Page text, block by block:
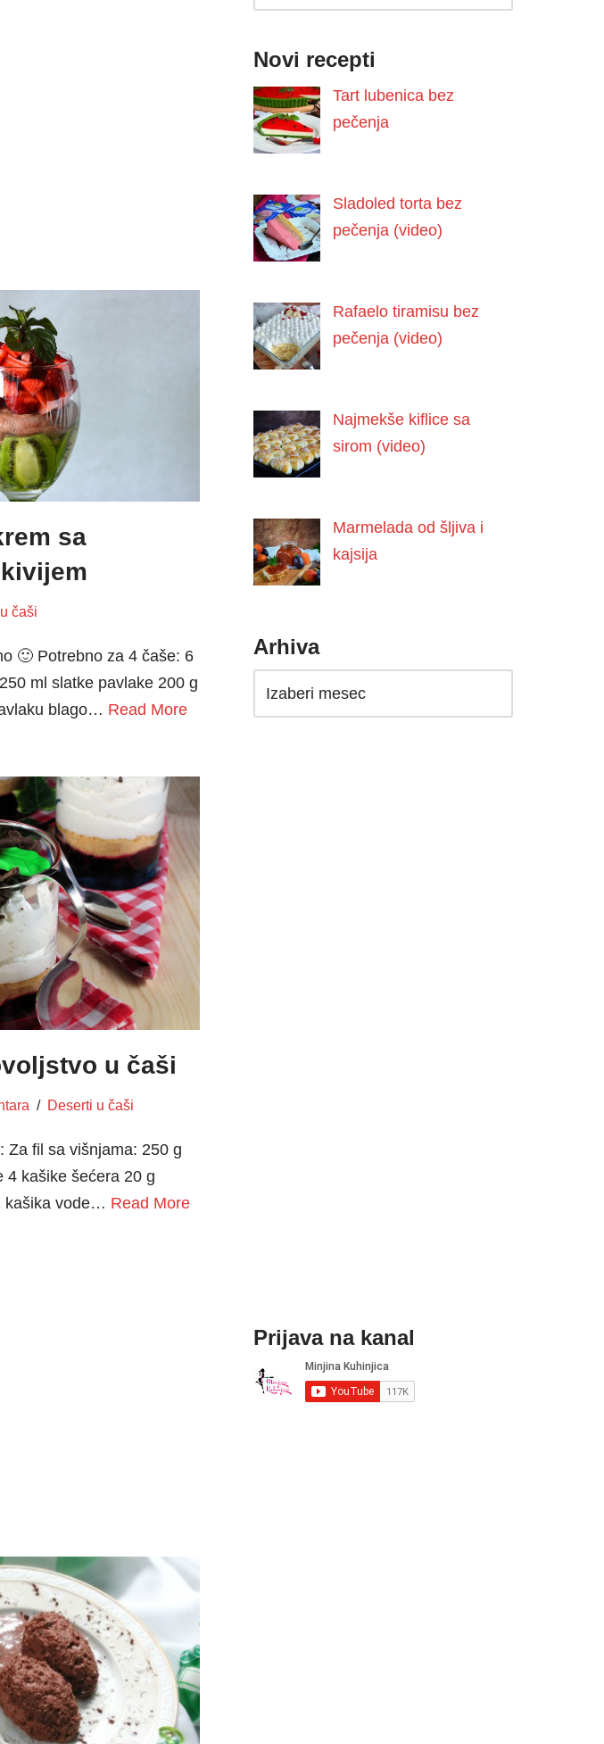
sa
čaši
🙂 Potrebno za 4 čaše: 6
ml slatke pavlake 200 g
blago… Read More
u čaši
Deserti u čaši
Za fil sa višnjama: 250 g
4 kašike šećera 20 g
kašika vode… Read More
Novi recepti
Tart lubenica bez
pečenja
Sladoled torta bez
pečenja (video)
Rafaelo tiramisu bez
pečenja (video)
Najmekše kiflice sa
sirom (video)
Marmelada od šljiva i
kajsija
Arhiva
Prijava na kanal